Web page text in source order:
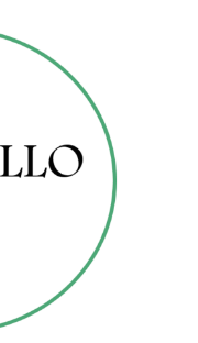
E DEL KNOW HOW DI